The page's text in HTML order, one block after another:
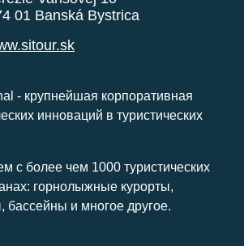
01 Banská Bystrica
- крупнейшая корпоративная
инноваций в туристических
с более чем 1000 туристических
горнолыжные курорты,
бассейны и многое другое.